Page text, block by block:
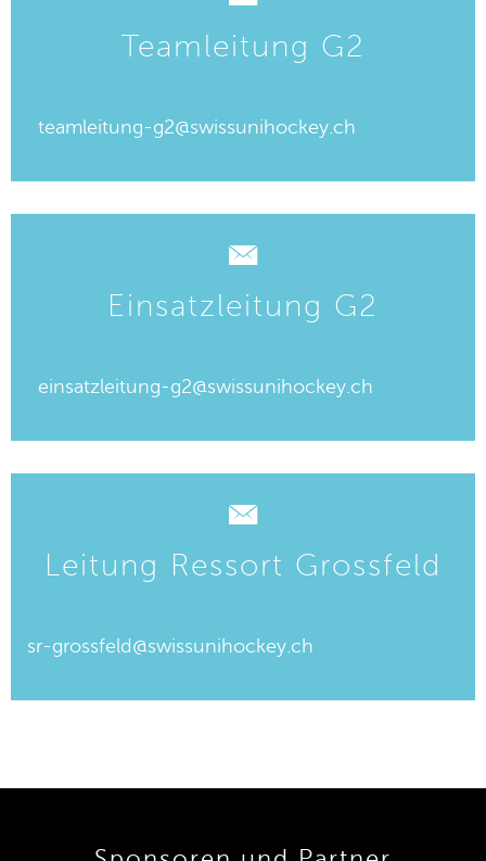
Teamleitung G2
teamleitung-g2@swissunihockey.ch
Einsatzleitung G2
einsatzleitung-g2@swissunihockey.ch
Leitung Ressort Grossfeld
sr-grossfeld@swissunihockey.ch